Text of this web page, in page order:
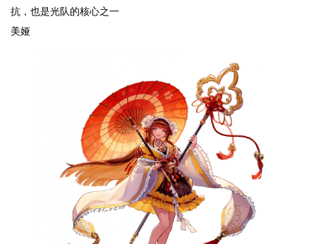
抗，也是光队的核心之一
美娅